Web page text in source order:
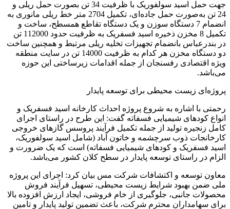
جهت حمل اسید سولفوریک با ظرفیت 34 تن بصورت حمل ریلی و
24 تن به‌صورت حمل جاده‌ای، تکمیل 2704 متر خط ریلی مانوری به
انضمام 7 دستگاه سوزن و یک دستگاه تقاطع همسطح، ساخت و
تکمیل 8 مخزن ذخیره اسید فسفریک به ظرفیت حدود 112000 تن
در بندرعباس بانضمام تجهیزات تخلیه ریلی مرتبط و همچنین ساخت
دو دستگاه مخزن هر کدام به ظرفیت 14000 تن در سایت منطقه
ویژه اقتصادی رفسنجان از جمله اقدامات زیرساختی این حوزه
می‌باشد.
پروژه‌ای زیست محیطی برای توسعه پایدار
رحمتی با اشاره به شروع پروژه احداث کارخانه اسید فسفریک و
انواع کودهای شیمیایی فسفاته گفت: این طرح در راستای اجرای
کامل زنجیره تولید از جمله تکمیل فرآیند پروسس گازهای خروجی
کارخانجات ذوب سرچشمه و خاتون آباد (شامل اسید سولفوریک،
اسید فسفریک و کودهای شیمیایی فسفاته) است که یک ضرورت و
الزام در راستای توسعه پایدار در سطح کلان کشور می‌باشد.
معاون توسعه و اکتشافات شرکت مس بیان کرد: اجرای این پروژه
ملی ضمن بهبود شرایط زیست محیطی، تسهیل فرآیند فروش
محصولات جانبی، جلوگیری از خام فروشی، ایجاد ارزش افزوده بالا
برای سهامداران محترم شرکت، باعث تضمین تولید پایدار و تامین